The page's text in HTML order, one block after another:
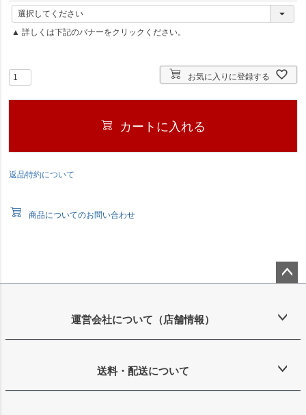
(
必
須
▲ 詳しくは下記のバナーをクリックください。
お気に入りに登録する
カートに入れる
返品特約について
商品についてのお問い合わせ
ップ
運営会社について（店舗情報）
送料・配送について